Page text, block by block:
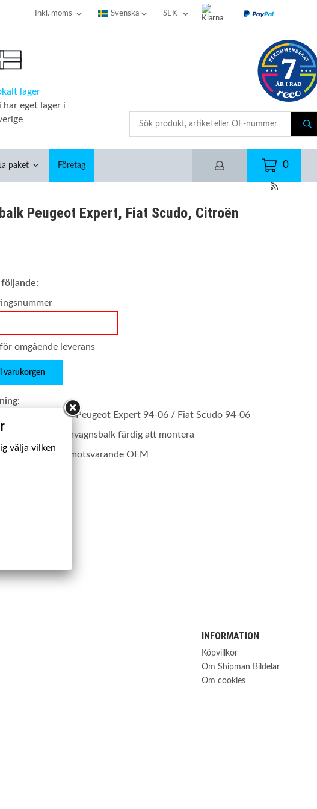
lager
har eget lager i
paket Företag 0
Peugeot Expert, Fiat Scudo, Citroën
följande:
omgående leverans
i varukorgen
Dispatch 94-06 / Peugeot Expert 94-06 / Fiat Scudo 94-06
Komplett framvagnsbalk färdig att montera
kvalitetsprodukt motsvarande OEM
INFORMATION
Köpvillkor
Om Shipman Bildelar
Om cookies
välja vilken